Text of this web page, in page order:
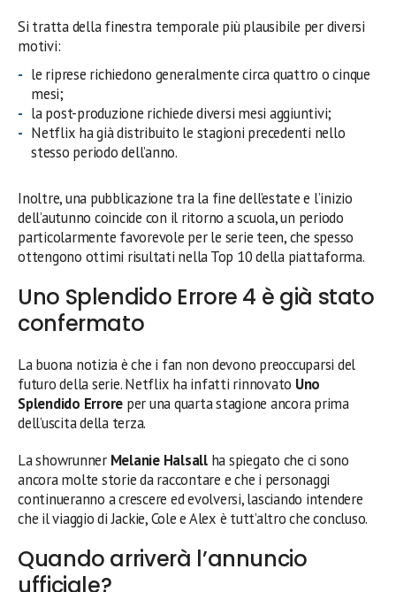
Si tratta della finestra temporale più plausibile per diversi
motivi:
le riprese richiedono generalmente circa quattro o cinque
mesi;
la post-produzione richiede diversi mesi aggiuntivi;
Netflix ha già distribuito le stagioni precedenti nello
stesso periodo dell’anno.
Inoltre, una pubblicazione tra la fine dell’estate e l’inizio
dell’autunno coincide con il ritorno a scuola, un periodo
particolarmente favorevole per le serie teen, che spesso
ottengono ottimi risultati nella Top 10 della piattaforma.
Uno Splendido Errore 4 è già stato
confermato
La buona notizia è che i fan non devono preoccuparsi del
futuro della serie. Netflix ha infatti rinnovato Uno
Splendido Errore per una quarta stagione ancora prima
dell’uscita della terza.
La showrunner Melanie Halsallha spiegato che ci sono
ancora molte storie da raccontare e che i personaggi
continueranno a crescere ed evolversi, lasciando intendere
che il viaggio di Jackie, Cole e Alex è tutt’altro che concluso.
Quando arriverà l’annuncio
ufficiale?